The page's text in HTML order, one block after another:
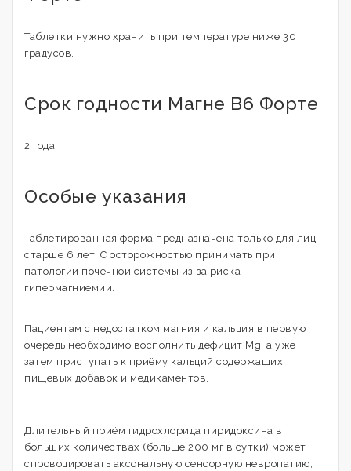
Таблетки нужно хранить при температуре ниже 30
градусов.
Срок годности Магне В6 Форте
2 года.
Особые указания
Таблетированная форма предназначена только для лиц
старше 6 лет. С осторожностью принимать при
патологии почечной системы из-за риска
гипермагниемии.
Пациентам с недостатком магния и кальция в первую
очередь необходимо восполнить дефицит Mg, а уже
затем приступать к приёму кальций содержащих
пищевых добавок и медикаментов.
Длительный приём гидрохлорида пиридоксина в
больших количествах (больше 200 мг в сутки) может
спровоцировать аксональную сенсорную невропатию,